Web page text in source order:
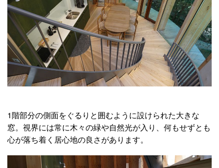
1階部分の側面をぐるりと囲むように設けられた大きな
窓。視界には常に木々の緑や自然光が入り、何もせずとも
心が落ち着く居心地の良さがあります。